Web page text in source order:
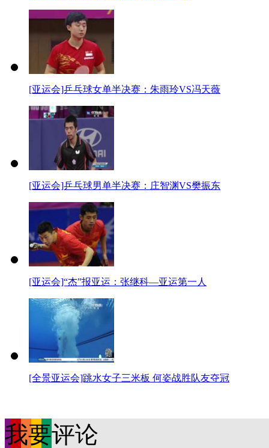
[亚运会]乒乓球女单半决赛：朱雨玲VS冯天薇
[亚运会]乒乓球男单半决赛：庄智渊VS樊振东
[亚运会]“杰”报亚运：张继科—亚运第一人
[全景亚运会]跳水女子三米板 何姿战胜队友夺冠
我要评论